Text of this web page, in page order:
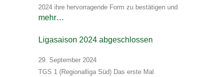
2024 ihre hervorragende Form zu bestätigen und
mehr…
Ligasaison 2024 abgeschlossen
29. September 2024
TGS 1 (Regionalliga Süd) Das erste Mal